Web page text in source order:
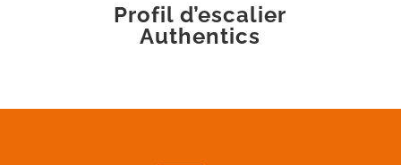
Profil d’escalier
Authentics